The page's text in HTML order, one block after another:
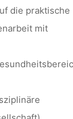
die praktische
mit